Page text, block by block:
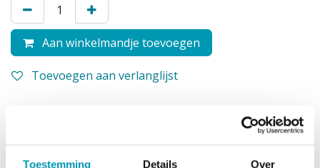
Toestemming Details Over
Aan winkelmandje toevoegen
Toevoegen aan verlanglijst
De Concap Max EAA is een bron van essentiële